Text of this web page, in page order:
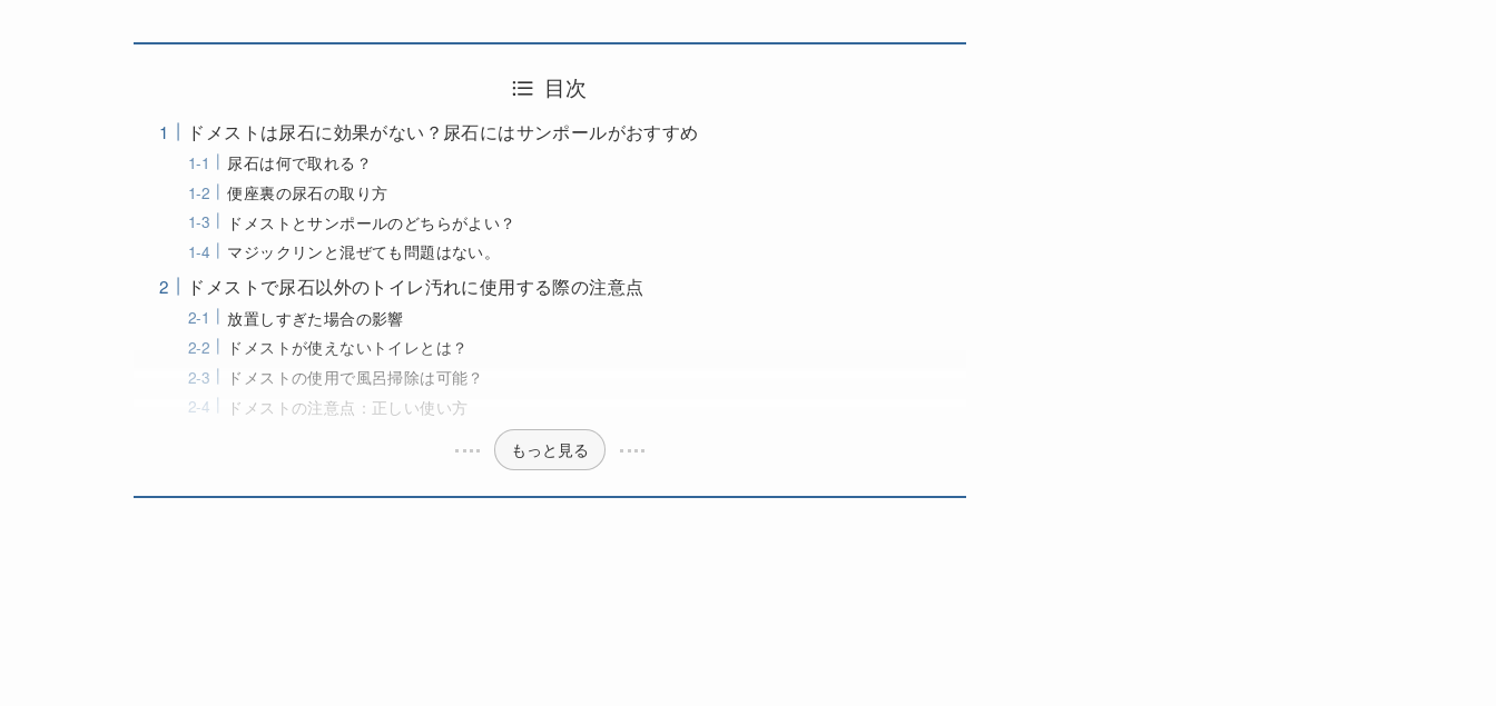
目次
ドメストは尿石に効果がない？尿石にはサンポールがおすすめ
尿石は何で取れる？
便座裏の尿石の取り方
ドメストとサンポールのどちらがよい？
マジックリンと混ぜても問題はない。
ドメストで尿石以外のトイレ汚れに使用する際の注意点
放置しすぎた場合の影響
ドメストが使えないトイレとは？
ドメストの使用で風呂掃除は可能？
ドメストの注意点：正しい使い方
もっと見る